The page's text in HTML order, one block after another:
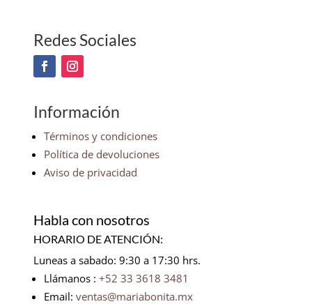
Redes Sociales
Información
Términos y condiciones
Política de devoluciones
Aviso de privacidad
Habla con nosotros
HORARIO DE ATENCIÓN:
Luneas a sabado: 9:30 a 17:30 hrs.
Llámanos : +52 33 3618 3481
Email: ventas@mariabonita.mx